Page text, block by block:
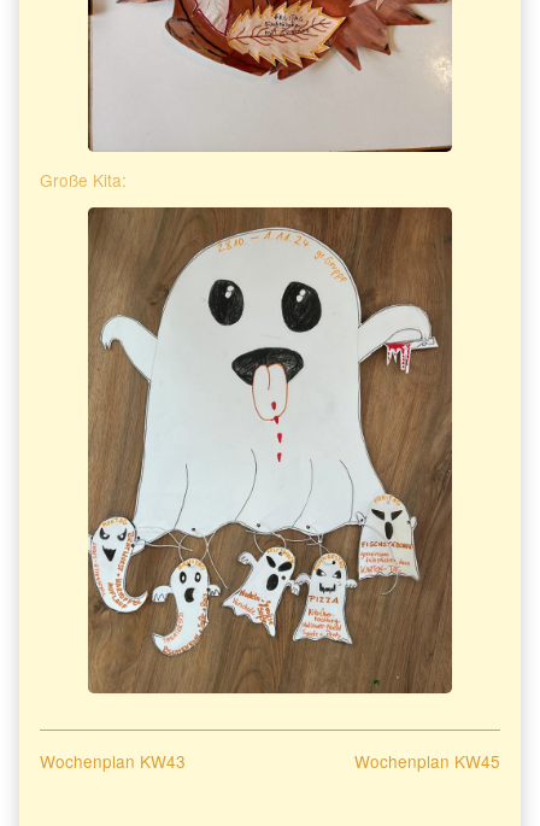
Große Kita:
Beitragsnavigation
Previous
Wochenplan KW43
Next
Wochenplan KW45